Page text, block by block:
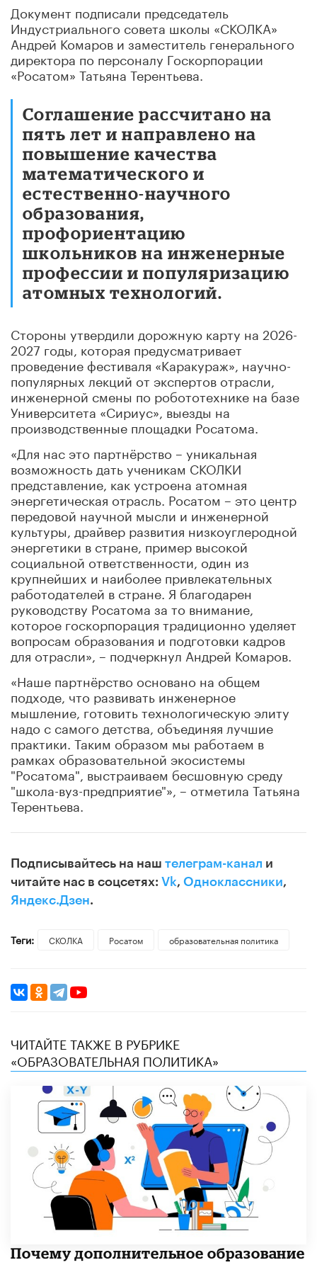
Документ подписали председатель
Индустриального совета школы «СКОЛКА»
Андрей Комаров и заместитель генерального
директора по персоналу Госкорпорации
«Росатом» Татьяна Терентьева.
Соглашение рассчитано на
пять лет и направлено на
повышение качества
математического и
естественно-научного
образования,
профориентацию
школьников на инженерные
профессии и популяризацию
атомных технологий.
Стороны утвердили дорожную карту на 2026-
2027 годы, которая предусматривает
проведение фестиваля «Каракураж», научно-
популярных лекций от экспертов отрасли,
инженерной смены по робототехнике на базе
Университета «Сириус», выезды на
производственные площадки Росатома.
«Для нас это партнёрство – уникальная
возможность дать ученикам СКОЛКИ
представление, как устроена атомная
энергетическая отрасль. Росатом – это центр
передовой научной мысли и инженерной
культуры, драйвер развития низкоуглеродной
энергетики в стране, пример высокой
социальной ответственности, один из
крупнейших и наиболее привлекательных
работодателей в стране. Я благодарен
руководству Росатома за то внимание,
которое госкорпорация традиционно уделяет
вопросам образования и подготовки кадров
для отрасли», – подчеркнул Андрей Комаров.
«Наше партнёрство основано на общем
подходе, что развивать инженерное
мышление, готовить технологическую элиту
надо с самого детства, объединяя лучшие
практики. Таким образом мы работаем в
рамках образовательной экосистемы
"Росатома", выстраиваем бесшовную среду
"школа-вуз-предприятие"», – отметила Татьяна
Терентьева.
Подписывайтесь на наш телеграм-канал и
читайте нас в соцсетях: Vk, Одноклассники,
Яндекс.Дзен.
Теги: СКОЛКА Росатом образовательная политика
ЧИТАЙТЕ ТАКЖЕ В РУБРИКЕ
«ОБРАЗОВАТЕЛЬНАЯ ПОЛИТИКА»
​Почему дополнительное образование